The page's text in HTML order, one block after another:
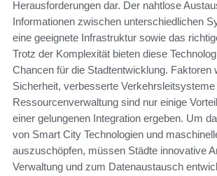
Herausforderungen dar. Der nahtlose
Informationen zwischen unterschiedlichen
eine geeignete Infrastruktur sowie das
Trotz der Komplexität bieten diese
Chancen für die Stadtentwicklung. Faktoren
Sicherheit, verbesserte
Ressourcenverwaltung sind nur einige
einer gelungenen Integration ergeben. Um
von Smart City Technologien und
auszuschöpfen, müssen Städte innovative
Verwaltung und zum Datenaustausch